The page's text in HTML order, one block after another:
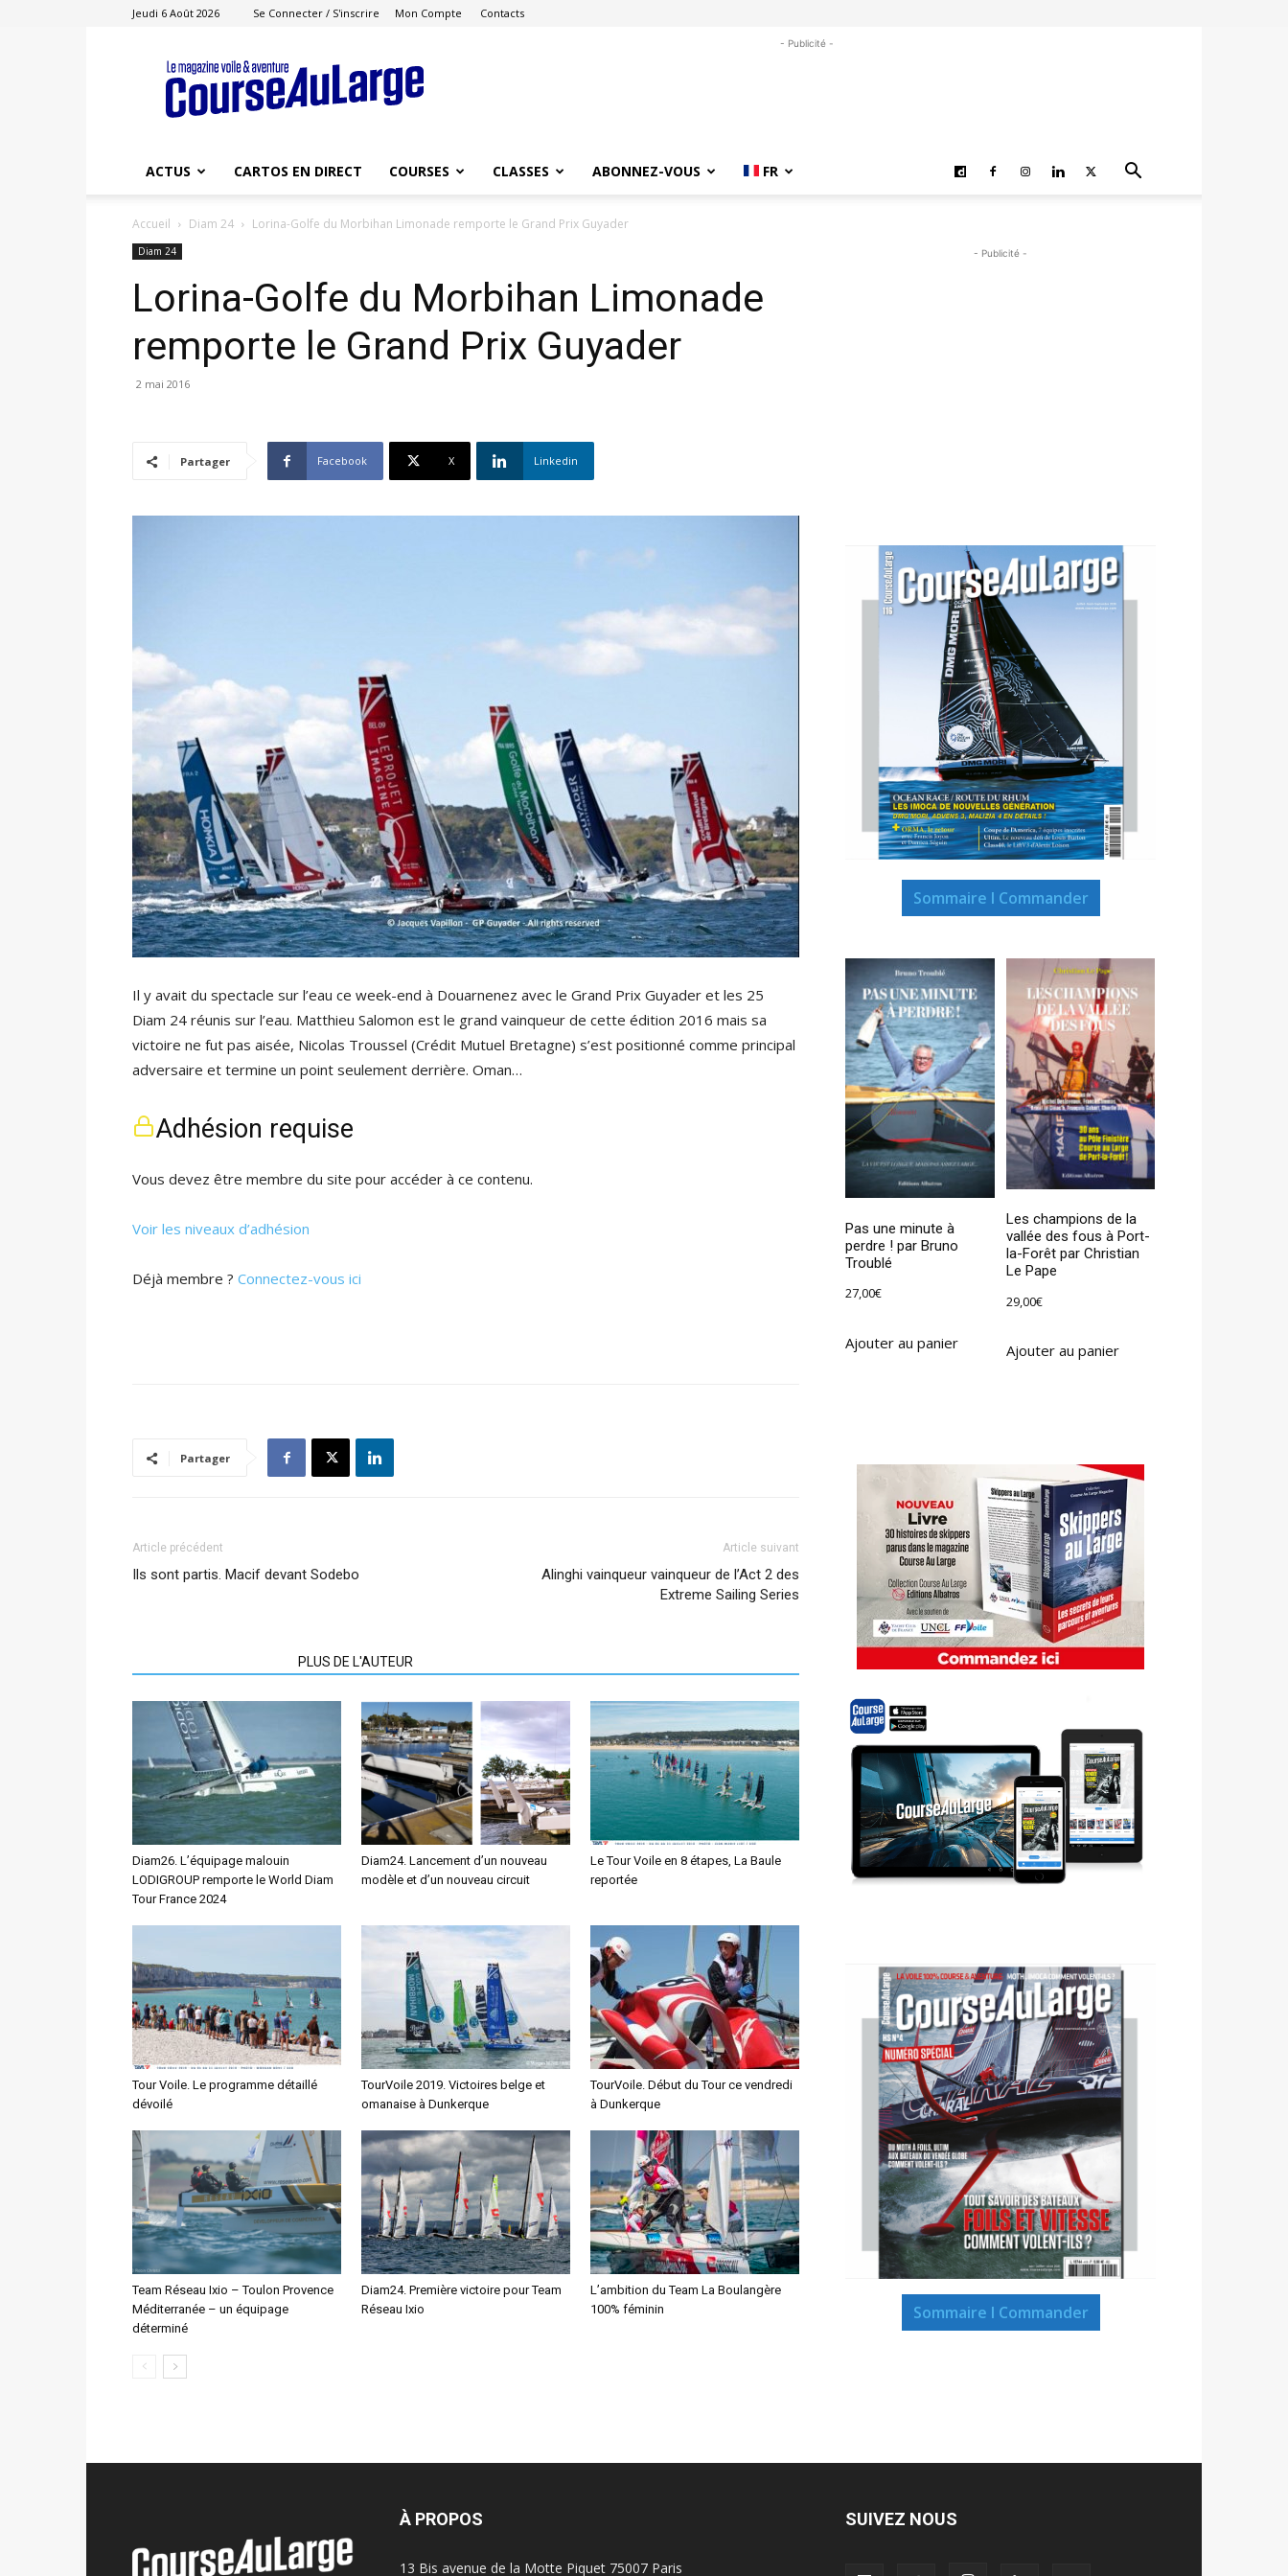
Jeudi 6 Août 2026 Se Connecter / S'inscrire Mon Compte Contacts
Course
au
Large
- Publicité -
ACTUS CARTOS EN DIRECT COURSES CLASSES ABONNEZ-VOUS FR
Accueil Diam 24 Lorina-Golfe du Morbihan Limonade remporte le Grand Prix Guyader
Diam 24
Lorina-Golfe du Morbihan Limonade
remporte le Grand Prix Guyader
2 mai 2016
Partager Facebook X Linkedin
Il y avait du spectacle sur l’eau ce week-end à Douarnenez avec le Grand Prix Guyader et les 25
Diam 24 réunis sur l’eau. Matthieu Salomon est le grand vainqueur de cette édition 2016 mais sa
victoire ne fut pas aisée, Nicolas Troussel (Crédit Mutuel Bretagne) s’est positionné comme principal
adversaire et termine un point seulement derrière. Oman…
Adhésion requise
Vous devez être membre du site pour accéder à ce contenu.
Voir les niveaux d’adhésion
Déjà membre ? Connectez-vous ici
Partager
Article précédent
Ils sont partis. Macif devant Sodebo
Article suivant
Alinghi vainqueur vainqueur de l’Act 2 des
Extreme Sailing Series
PLUS DE L'AUTEUR
Diam26. L’équipage malouin
LODIGROUP remporte le World Diam
Tour France 2024
Diam24. Lancement d’un nouveau
modèle et d’un nouveau circuit
Le Tour Voile en 8 étapes, La Baule
reportée
Tour Voile. Le programme détaillé
dévoilé
TourVoile 2019. Victoires belge et
omanaise à Dunkerque
TourVoile. Début du Tour ce vendredi
à Dunkerque
Team Réseau Ixio – Toulon Provence
Méditerranée – un équipage
déterminé
Diam24. Première victoire pour Team
Réseau Ixio
L’ambition du Team La Boulangère
100% féminin
- Publicité -
Sommaire I Commander
Pas une minute à
perdre ! par Bruno
Troublé
27,00€
Ajouter au panier
Les champions de la
vallée des fous à Port-
la-Forêt par Christian
Le Pape
29,00€
Ajouter au panier
Sommaire I Commander
À PROPOS
13 Bis avenue de la Motte Piquet 75007 Paris
SUIVEZ NOUS